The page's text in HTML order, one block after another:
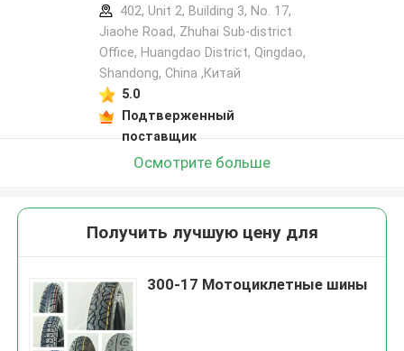
402, Unit 2, Building 3, No. 17,
Jiaohe Road, Zhuhai Sub-district
Office, Huangdao District, Qingdao,
Shandong, China ,Китай
5.0
Подтверженный
поставщик
Осмотрите больше
Получить лучшую цену для
300-17 Мотоциклетные шины